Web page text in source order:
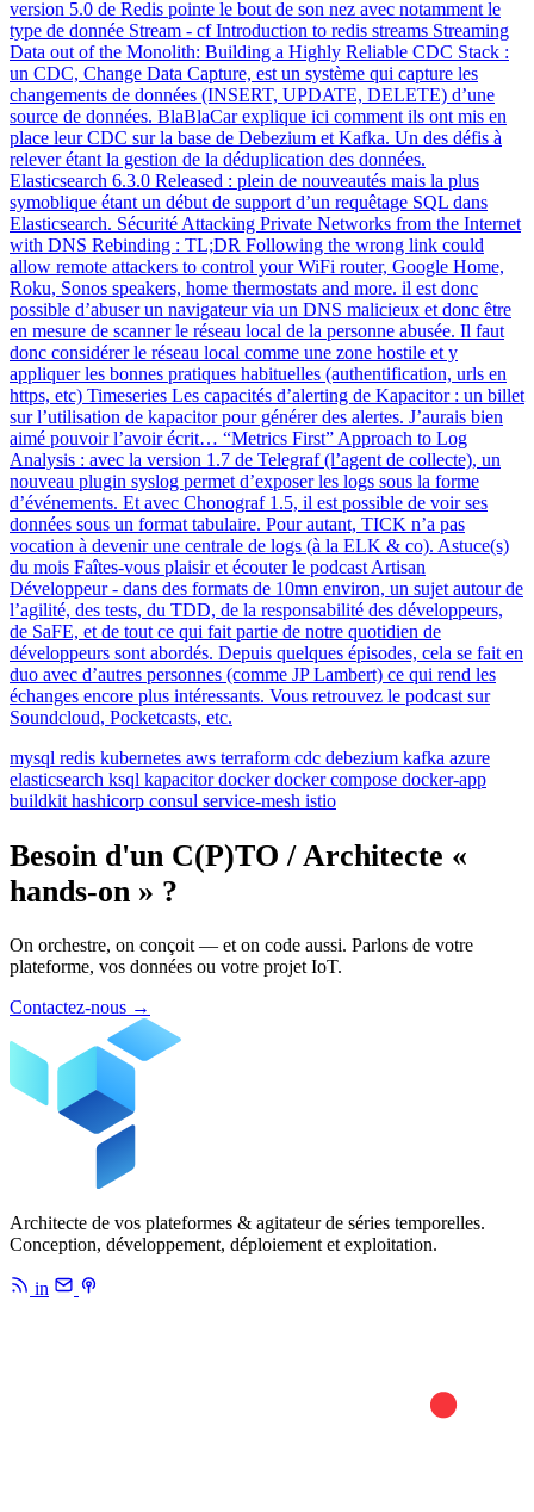
version 5.0 de Redis pointe le bout de son nez avec notamment le
type de donnée Stream - cf Introduction to redis streams Streaming
Data out of the Monolith: Building a Highly Reliable CDC Stack :
un CDC, Change Data Capture, est un système qui capture les
changements de données (INSERT, UPDATE, DELETE) d’une
source de données. BlaBlaCar explique ici comment ils ont mis en
place leur CDC sur la base de Debezium et Kafka. Un des défis à
relever étant la gestion de la déduplication des données.
Elasticsearch 6.3.0 Released : plein de nouveautés mais la plus
symoblique étant un début de support d’un requêtage SQL dans
Elasticsearch. Sécurité Attacking Private Networks from the Internet
with DNS Rebinding : TL;DR Following the wrong link could
allow remote attackers to control your WiFi router, Google Home,
Roku, Sonos speakers, home thermostats and more. il est donc
possible d’abuser un navigateur via un DNS malicieux et donc être
en mesure de scanner le réseau local de la personne abusée. Il faut
donc considérer le réseau local comme une zone hostile et y
appliquer les bonnes pratiques habituelles (authentification, urls en
https, etc) Timeseries Les capacités d’alerting de Kapacitor : un billet
sur l’utilisation de kapacitor pour générer des alertes. J’aurais bien
aimé pouvoir l’avoir écrit… “Metrics First” Approach to Log
Analysis : avec la version 1.7 de Telegraf (l’agent de collecte), un
nouveau plugin syslog permet d’exposer les logs sous la forme
d’événements. Et avec Chonograf 1.5, il est possible de voir ses
données sous un format tabulaire. Pour autant, TICK n’a pas
vocation à devenir une centrale de logs (à la ELK & co). Astuce(s)
du mois Faîtes-vous plaisir et écouter le podcast Artisan
Développeur - dans des formats de 10mn environ, un sujet autour de
l’agilité, des tests, du TDD, de la responsabilité des développeurs,
de SaFE, et de tout ce qui fait partie de notre quotidien de
développeurs sont abordés. Depuis quelques épisodes, cela se fait en
duo avec d’autres personnes (comme JP Lambert) ce qui rend les
échanges encore plus intéressants. Vous retrouvez le podcast sur
Soundcloud, Pocketcasts, etc.
mysql redis kubernetes aws terraform cdc debezium kafka azure
elasticsearch ksql kapacitor docker docker compose docker-app
buildkit hashicorp consul service-mesh istio
Besoin d'un C(P)TO / Architecte «
hands-on » ?
On orchestre, on conçoit — et on code aussi. Parlons de votre
plateforme, vos données ou votre projet IoT.
Contactez-nous →
Architecte de vos plateformes & agitateur de séries temporelles.
Conception, développement, déploiement et exploitation.
in